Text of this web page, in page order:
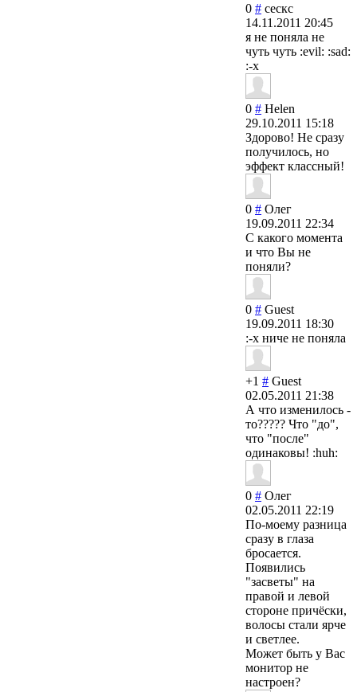
0 # сескс
14.11.2011 20:45
я не поняла не
чуть чуть :evil: :sad:
:-x
0 # Helen
29.10.2011 15:18
Здорово! Не сразу
получилось, но
эффект классный!
0 # Олег
19.09.2011 22:34
C какого момента
и что Вы не
поняли?
0 # Guest
19.09.2011 18:30
:-x ниче не поняла
+1 # Guest
02.05.2011 21:38
А что изменилось -
то????? Что "до",
что "после"
одинаковы! :huh:
0 # Олег
02.05.2011 22:19
По-моему разница
сразу в глаза
бросается.
Появились
"засветы" на
правой и левой
стороне причёски,
волосы стали ярче
и светлее.
Может быть у Вас
монитор не
настроен?